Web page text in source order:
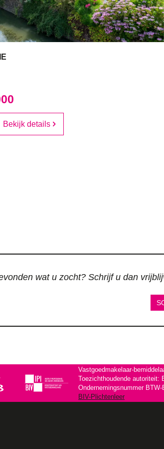
Bekijk details
wat u zocht? Schrijf u dan
Vastgoedmakelaar-
Toezichthoudende autoriteit:
Ondernemingsnummer
BIV-Plichtenleer